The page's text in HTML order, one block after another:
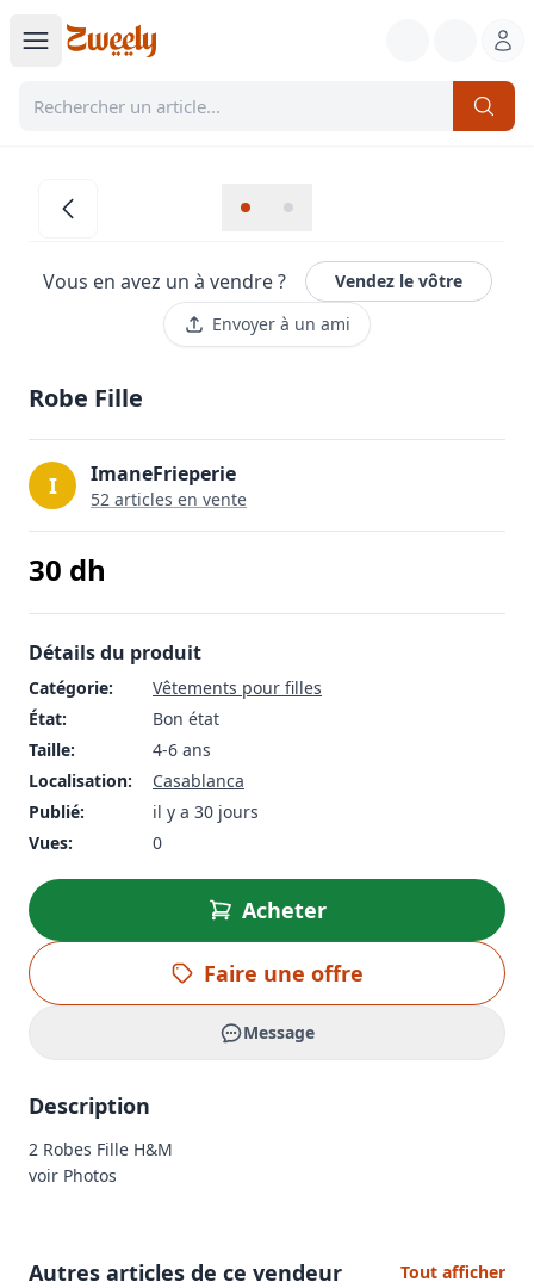
Vous en avez un à vendre ?
Vendez le vôtre
Envoyer à un ami
Robe Fille
I ImaneFrieperie
52 articles en vente
30 dh
Détails du produit
Catégorie:
Vêtements pour filles
État:
Bon état
Taille:
4-6 ans
Localisation:
Casablanca
Publié:
il y a 30 jours
Vues:
0
Acheter
Faire une offre
Message
Description
2 Robes Fille H&M
voir Photos
Autres articles de ce vendeur Tout afficher